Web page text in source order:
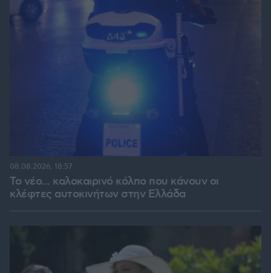
Το νέο... καλοκαιρινό κόλπο που κάνουν οι
κλέφτες αυτοκινήτων στην Ελλάδα
08.08.2026, 18:57